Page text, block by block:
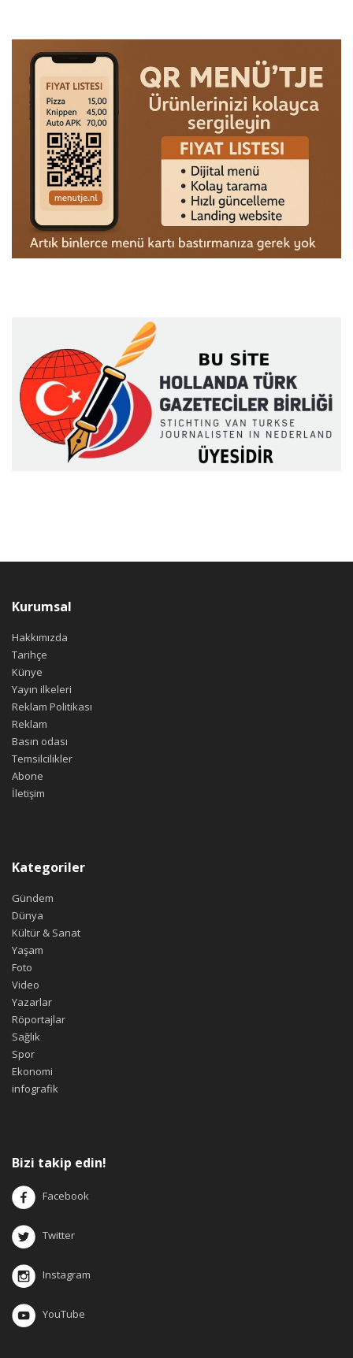
Kurumsal
Hakkımızda
Tarihçe
Künye
Yayın ilkeleri
Reklam Politikası
Reklam
Basın odası
Temsilcilikler
Abone
İletişim
Kategoriler
Gündem
Dünya
Kültür & Sanat
Yaşam
Foto
Video
Yazarlar
Röportajlar
Sağlık
Spor
Ekonomi
infografik
Bizi takip edin!
Facebook
Twitter
Instagram
YouTube